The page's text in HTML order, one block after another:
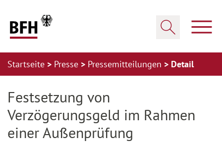
Startseite Presse Pressemitteilungen Detail
Festsetzung von
Verzögerungsgeld im Rahmen
einer Außenprüfung